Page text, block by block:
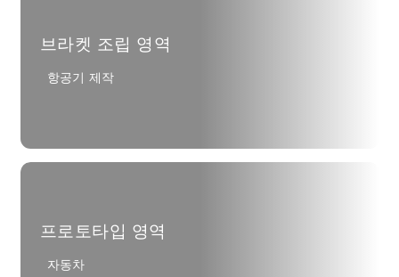
브라켓 조립 영역
항공기 제작
프로토타입 영역
자동차